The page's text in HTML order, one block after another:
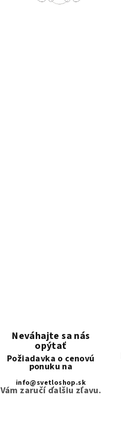
Neváhajte sa nás
opýtať
Požiadavka o cenovú
ponuku na
info@svetloshop.sk
Vám zaručí ďalšiu zľavu.